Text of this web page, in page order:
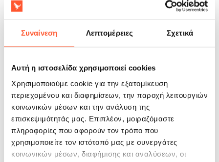
Συναίνεση Λεπτομέρειες Σχετικά
Αυτή η ιστοσελίδα χρησιμοποιεί cookies
Χρησιμοποιούμε cookie για την εξατομίκευση
περιεχομένου και διαφημίσεων, την παροχή λειτουργιών
κοινωνικών μέσων και την ανάλυση της
επισκεψιμότητάς μας. Επιπλέον, μοιραζόμαστε
πληροφορίες που αφορούν τον τρόπο που
χρησιμοποιείτε τον ιστότοπό μας με συνεργάτες
κοινωνικών μέσων, διαφήμισης και αναλύσεων, οι
των 4 ετών και λειτουργεί καλά σε μοντέλο όπου ο εξοπλισμός
ένταξη στο πρόγραμμα και έτοιμος για σταθερή ροή χρήσης. Η
συμμόρφωση με το πρότυπο EN14960 απλοποιεί τις συζητήσεις με
σαββατοκύριακα της σεζόν.